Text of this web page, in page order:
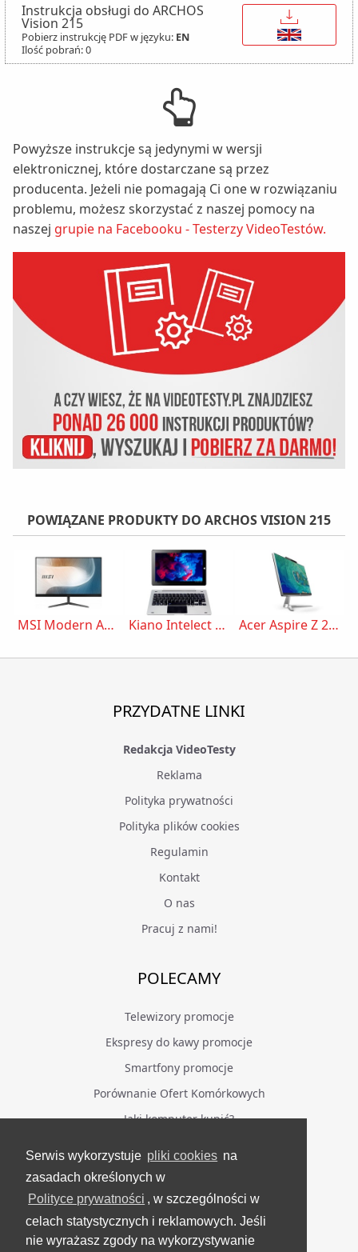
Serwis wykorzystuje pliki cookies na
zasadach określonych w
Polityce prywatności , w szczególności w
celach statystycznych i reklamowych. Jeśli
nie wyrażasz zgody na wykorzystywanie
Instrukcja obsługi do ARCHOS
Vision 215
Pobierz instrukcję PDF w języku: EN
Ilość pobrań: 0
↓
Powyższe instrukcje są jedynymi w wersji
elektronicznej, które dostarczane są przez
producenta. Jeżeli nie pomagają Ci one w rozwiązaniu
problemu, możesz skorzystać z naszej pomocy na
naszej grupie na Facebooku - Testerzy VideoTestów.
POWIĄZANE PRODUKTY DO ARCHOS VISION 215
MSI Modern AM241 Kiano Intelect X3 HD+ Acer Aspire Z 24 All-In-One
PRZYDATNE LINKI
Redakcja VideoTesty
Reklama
Polityka prywatności
Polityka plików cookies
Regulamin
Kontakt
O nas
Pracuj z nami!
POLECAMY
Telewizory promocje
Ekspresy do kawy promocje
Smartfony promocje
Porównanie Ofert Komórkowych
Jaki komputer kupić?
BĄDŹ NA BIEŻĄCO
Facebook
Grupa Testerzy Videotestów